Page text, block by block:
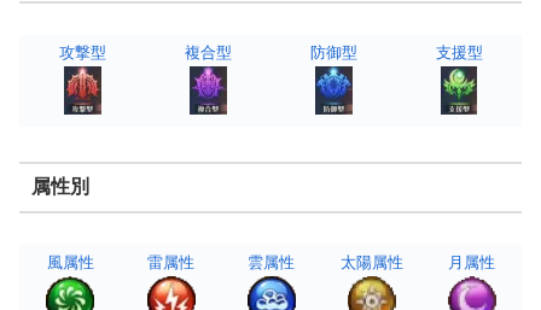
攻撃型 複合型 防御型 支援型
属性別
風属性 雷属性 雲属性 太陽属性 月属性